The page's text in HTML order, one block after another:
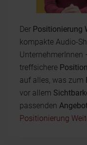
Der Positionierung
kompakte Audio-
UnternehmerInnen
treffsichere
auf alles, was zum
vor allem
passenden
Positionierung